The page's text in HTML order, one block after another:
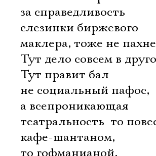
за справедливость
слезинки биржевого
маклера, тоже не
Тут дело совсем в
Тут правит бал
не социальный пафос,
а всепроникающая
театральность  то
кафе-шантаном,
то гофманианой,